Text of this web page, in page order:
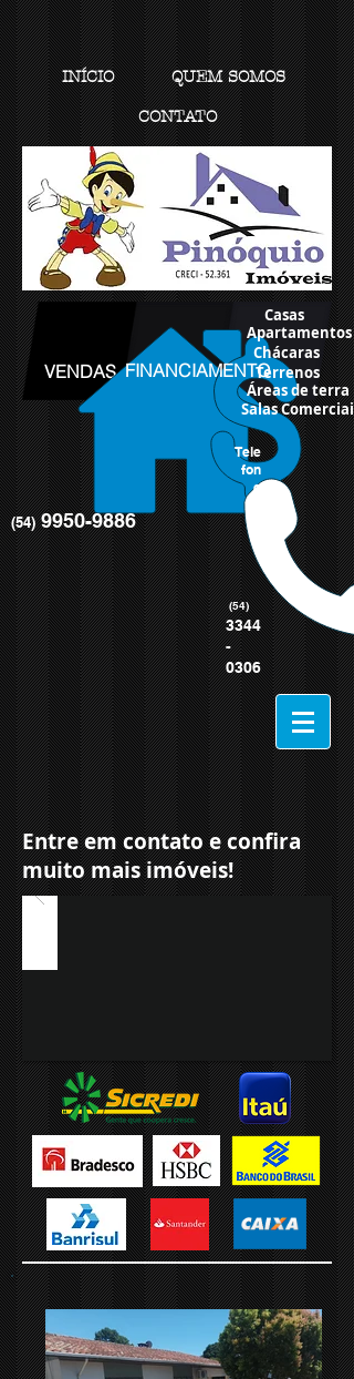
INÍCIO
QUEM SOMOS
CONTATO
VENDAS FINANCIAMENTO
Casas
Apartamentos
Chácaras
Áreas de terra
Terrenos
Salas Comerciais
Tele
fon
e
(54) 9950-9886
(54)
3344
-
0306
Entre em contato e confira
muito mais imóveis!